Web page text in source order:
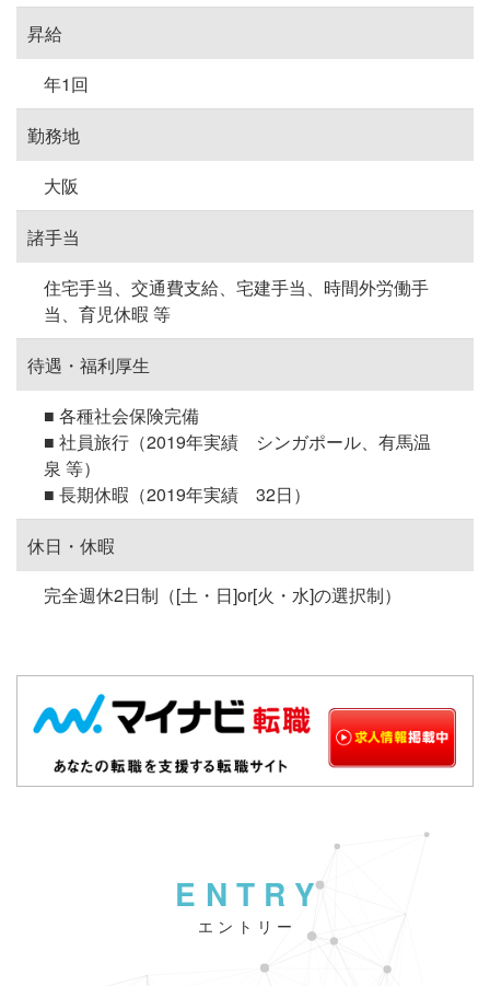
昇給
年1回
勤務地
大阪
諸手当
住宅手当、交通費支給、宅建手当、時間外労働手
当、育児休暇 等
待遇・福利厚生
■ 各種社会保険完備
■ 社員旅行（2019年実績 シンガポール、有馬温
泉 等）
■ 長期休暇（2019年実績 32日）
休日・休暇
完全週休2日制（[土・日]or[火・水]の選択制）
ENTRY
エントリー